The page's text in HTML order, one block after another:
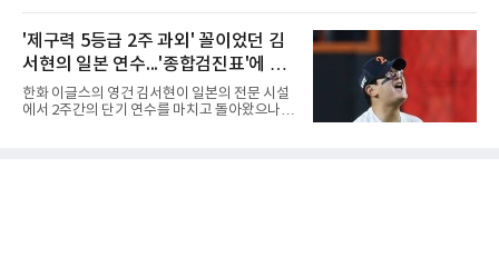
비교하기 어려울 정도로 폭염이 길어지고 강해
지고 있다. 여기에 장마, 이
하부고는 5일 충북 제천실내체육관에서 열린 대
회 남자 18세 이하부 준결승에서 남성고를 세트
스코어 3-1(25-17, 17-25, 25-21, 25-17)로 꺾
고 결승행 티켓을 따냈다. 인하부고는 높은 공격
성공률을 앞세워 경기 주도권을 잡으며 승리를
거뒀다.수성고도 준결승에서 속초고를 상대로
안정된 조직력을 바탕으로 3-1(25-23, 25-16,
'제구력 5등급 2주 과외' 꼴이었던 김
서현의 일본 연수...'종합검진표'에 불
과
한화 이글스의 영건 김서현이 일본의 전문 시설
에서 2주간의 단기 연수를 마치고 돌아왔으나,